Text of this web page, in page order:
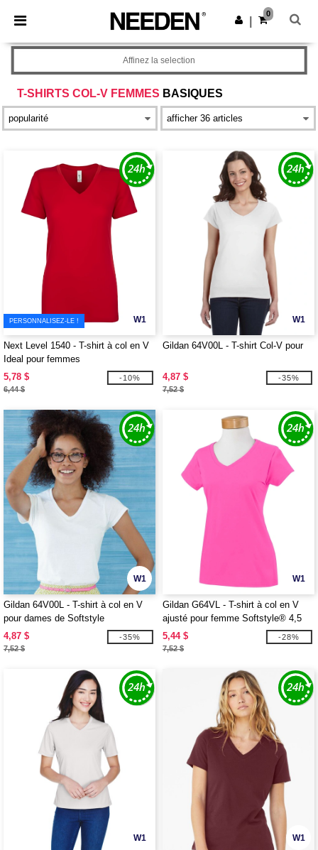
× Appli Needen
Meilleurs prix sur l’app !
Obtenir l'appli
0
T-SHIRTS COL-V FEMMES BASIQUES
Affinez la selection
W1
PERSONNALISEZ-LE !
Next Level 1540 - T-shirt à col en V
Ideal pour femmes
5,78 $
6,44 $
-10%
W1
Gildan 64V00L - T-shirt Col-V pour
4,87 $
7,52 $
-35%
W1
Gildan 64V00L - T-shirt à col en V
pour dames de Softstyle
4,87 $
7,52 $
-35%
W1
Gildan G64VL - T-shirt à col en V
ajusté pour femme Softstyle® 4,5
oz.
5,44 $
7,52 $
-28%
W1 W1